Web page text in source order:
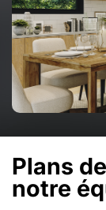
Plans
notre